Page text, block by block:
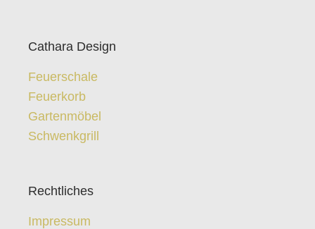
Cathara Design
Feuerschale
Feuerkorb
Gartenmöbel
Schwenkgrill
Rechtliches
Impressum